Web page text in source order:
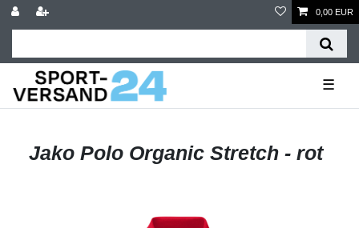
0,00 EUR
☰
Jako Polo Organic Stretch - rot